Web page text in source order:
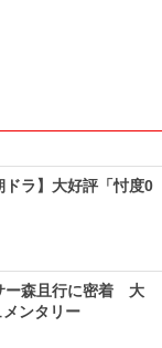
ドラ】大好評「忖度0
ー森且行に密着 大
ンタリー